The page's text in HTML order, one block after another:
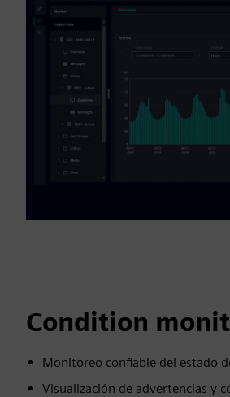
Condition
Monitoreo confiable del estado
Visualización de advertencias y